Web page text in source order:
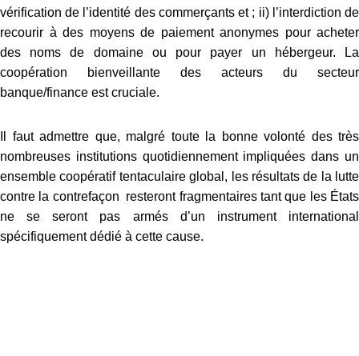
vérification de l’identité des commerçants et ; ii) l’interdiction de
recourir à des moyens de paiement anonymes pour acheter
des noms de domaine ou pour payer un hébergeur. La
coopération bienveillante des acteurs du secteur
banque/finance est cruciale.
Il faut admettre que, malgré toute la bonne volonté des très
nombreuses institutions quotidiennement impliquées dans un
ensemble coopératif tentaculaire global, les résultats de la lutte
contre la contrefaçon resteront fragmentaires tant que les États
ne se seront pas armés d’un instrument international
spécifiquement dédié à cette cause.